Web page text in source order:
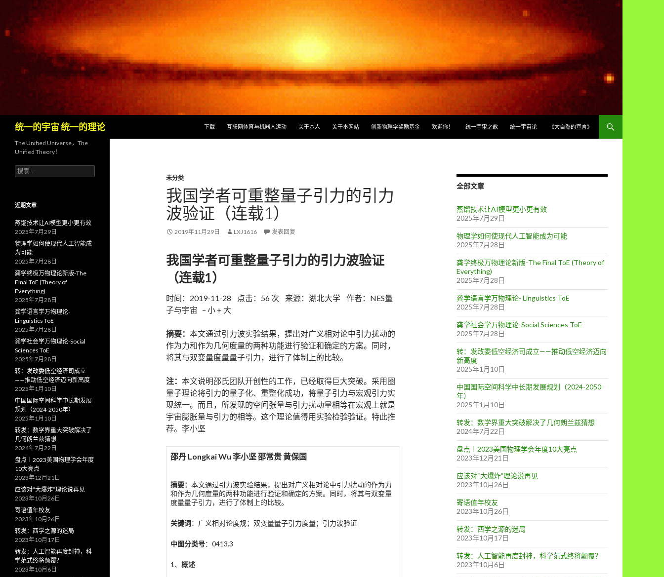
统一的宇宙 统一的理论
下载
互联网体育与机器人运动 关于本人 关于本网站 创新物理学奖励基金 欢迎你！ 统一宇宙之歌 统一宇宙论 《大自然的宣言》
未分类
我国学者可重整量子引力的引力
波验证（连载1）
2019年11月29日 LXJ1616 发表回复
我国学者可重整量子引力的引力波验证
（连载1）
时间：2019-11-28 点击：56 次 来源：湖北大学 作者：NES量
子与宇宙 – 小 + 大
摘要： 本文通过引力波实验结果，提出对广义相对论中引力扰动的
作为力和作为几何度量的两种功能进行验证和确定的方案。同时，
将其与双变量度量量子引力，进行了体制上的比较。
注： 本文说明邵氏团队开创性的工作，已经取得巨大突破。采用圈
量子理论将引力的量子化、重整化成功，将量子引力与宏观引力实
现统一。而且，所发现的空间张量与引力扰动量相等在宏观上就是
宇宙膨胀量与引力的相等。这个理论值得用实验检验验证。特此推
荐。李小坚
邵丹 Longkai Wu 李小坚 邵常贵 黄保国
摘要： 本文通过引力波实验结果，提出对广义相对论中引力扰动的作为力
和作为几何度量的两种功能进行验证和确定的方案。同时，将其与双变量
度量量子引力，进行了体制上的比较。
关键词：广义相对论度规；双变量量子引力度量；引力波验证
中图分类号：0413.3
1、 概述
全部文章
蒸馏技术让AI模型更小更有效
2025年7月29日
物理学如何使现代人工智能成为可能
2025年7月28日
龚学终极万物理论新版-The Final ToE (Theory of
Everything)
2025年7月28日
龚学语言学万物理论- Linguistics ToE
2025年7月28日
龚学社会学万物理论-Social Sciences ToE
2025年7月28日
转：发改委低空经济司成立——推动低空经济迈向
新高度
2025年1月10日
中国国际空间科学中长期发展规划（2024-2050
年）
2025年1月10日
转发：数学界重大突破解决了几何朗兰兹猜想
2024年7月22日
盘点︱2023美国物理学会年度10大亮点
2023年12月21日
应该对“大爆炸”理论说再见
2023年10月26日
寄语值年校友
2023年10月26日
转发：西学之源的迷局
2023年10月17日
转发：人工智能再度封神，科学范式终将颠覆？
2023年10月6日
The Unified Universe，The
Unified Theory！
搜
索
近期文章
蒸馏技术让AI模型更小更有效
2025年7月29日
物理学如何使现代人工智能成
为可能
2025年7月28日
龚学终极万物理论新版-The
Final ToE (Theory of
Everything)
2025年7月28日
龚学语言学万物理论-
Linguistics ToE
2025年7月28日
龚学社会学万物理论-Social
Sciences ToE
2025年7月28日
转：发改委低空经济司成立
——推动低空经济迈向新高度
2025年1月10日
中国国际空间科学中长期发展
规划（2024-2050年）
2025年1月10日
转发：数学界重大突破解决了
几何朗兰兹猜想
2024年7月22日
盘点︱2023美国物理学会年度
10大亮点
2023年12月21日
应该对“大爆炸”理论说再见
2023年10月26日
寄语值年校友
2023年10月26日
转发：西学之源的迷局
2023年10月17日
转发：人工智能再度封神，科
学范式终将颠覆？
2023年10月6日